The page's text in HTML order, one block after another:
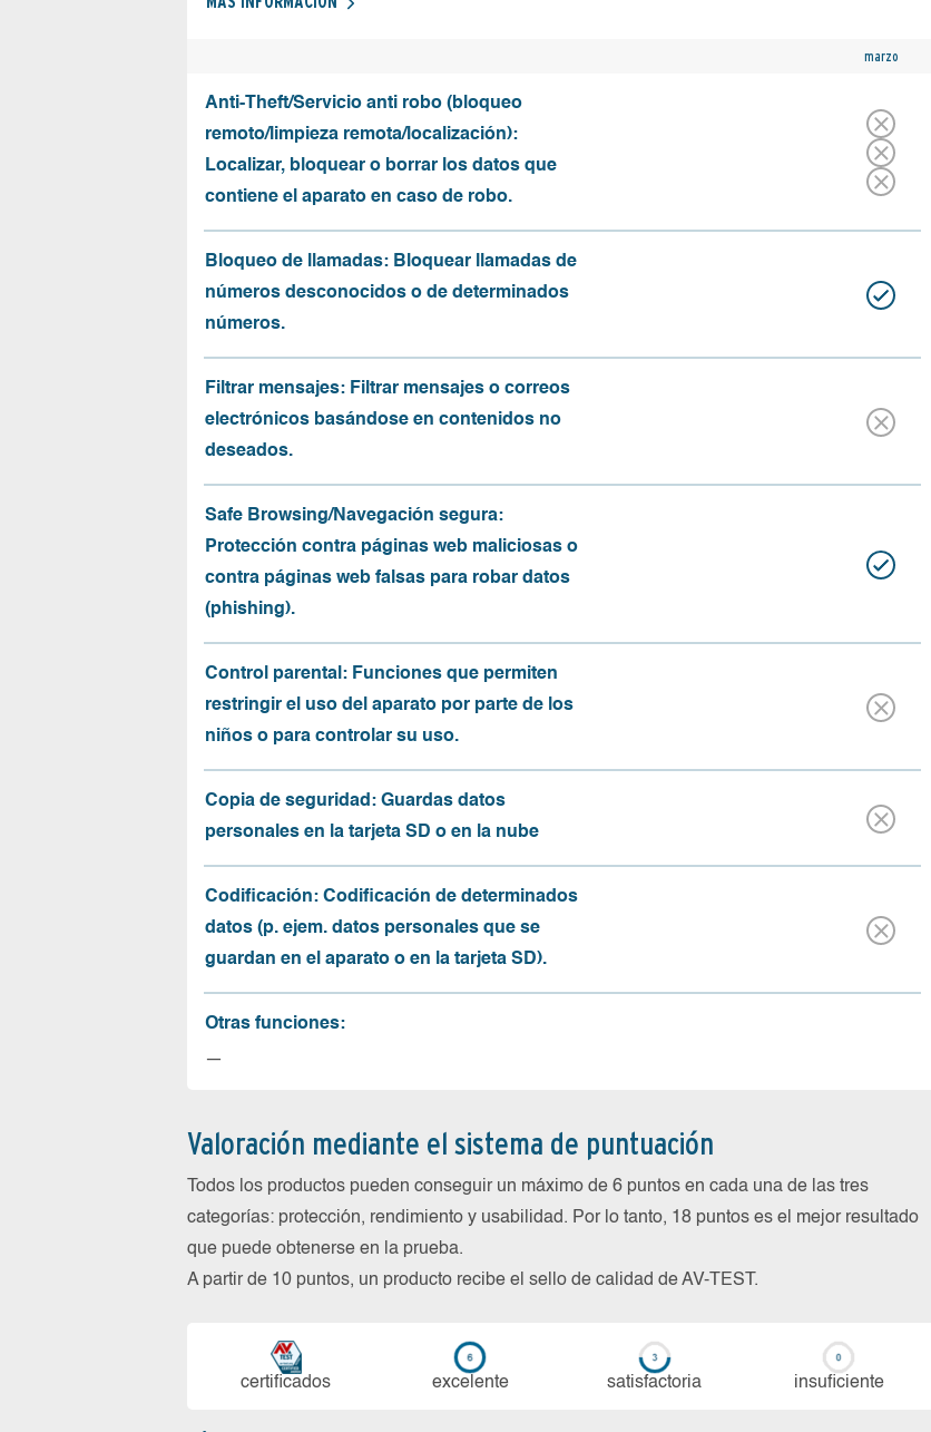
marzo
Anti-Theft/Servicio anti robo (bloqueo
remoto/limpieza remota/localización):
Localizar, bloquear o borrar los datos que
contiene el aparato en caso de robo.
Bloqueo de llamadas: Bloquear llamadas de
números desconocidos o de determinados
números.
Filtrar mensajes: Filtrar mensajes o correos
electrónicos basándose en contenidos no
deseados.
Safe Browsing/Navegación segura:
Protección contra páginas web maliciosas o
contra páginas web falsas para robar datos
(phishing).
Control parental: Funciones que permiten
restringir el uso del aparato por parte de los
niños o para controlar su uso.
Copia de seguridad: Guardas datos
personales en la tarjeta SD o en la nube
Codificación: Codificación de determinados
datos (p. ejem. datos personales que se
guardan en el aparato o en la tarjeta SD).
Otras funciones:
—
Valoración mediante el sistema de puntuación
Todos los productos pueden conseguir un máximo de 6 puntos en cada una de las tres
categorías: protección, rendimiento y usabilidad. Por lo tanto, 18 puntos es el mejor resultado
que puede obtenerse en la prueba.
A partir de 10 puntos, un producto recibe el sello de calidad de AV-TEST.
certi­ficados ex­ce­len­te sa­tis­fac­to­ria in­su­fi­cien­te